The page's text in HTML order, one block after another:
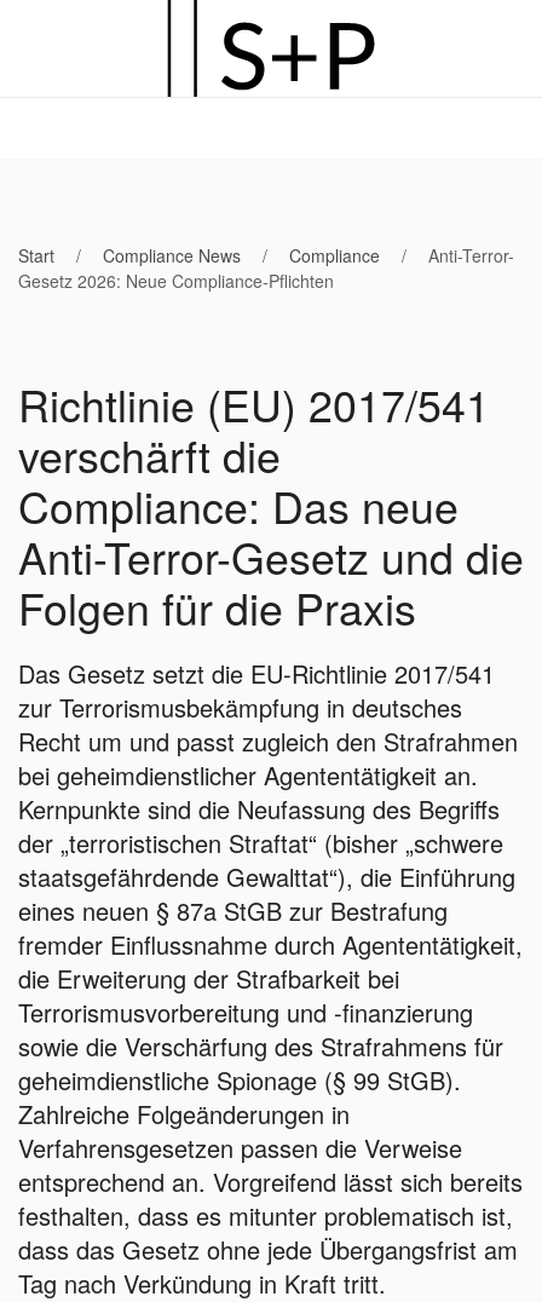
Start Compliance News Compliance
Anti-Terror-
Gesetz 2026: Neue Compliance-Pflichten
Richtlinie (EU) 2017/541
verschärft die
Compliance: Das neue
Anti-Terror-Gesetz und die
Folgen für die Praxis
Das Gesetz setzt die EU-Richtlinie 2017/541
zur Terrorismusbekämpfung in deutsches
Recht um und passt zugleich den Strafrahmen
bei geheimdienstlicher Agententätigkeit an.
Kernpunkte sind die Neufassung des Begriffs
der „terroristischen Straftat“ (bisher „schwere
staatsgefährdende Gewalttat“), die Einführung
eines neuen § 87a StGB zur Bestrafung
fremder Einflussnahme durch Agententätigkeit,
die Erweiterung der Strafbarkeit bei
Terrorismusvorbereitung und -finanzierung
sowie die Verschärfung des Strafrahmens für
geheimdienstliche Spionage (§ 99 StGB).
Zahlreiche Folgeänderungen in
Verfahrensgesetzen passen die Verweise
entsprechend an. Vorgreifend lässt sich bereits
festhalten, dass es mitunter problematisch ist,
dass das Gesetz ohne jede Übergangsfrist am
Tag nach Verkündung in Kraft tritt.